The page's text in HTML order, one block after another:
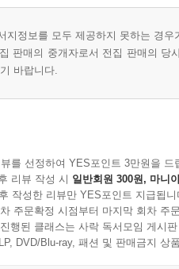
지정보를 모두 제공하지 못하는 경
판매의 중개자로서 전집 판매의 당
바랍니다.
를 선정하여 YES포인트 3만원을 드
리뷰 작성 시 일반회원 300원, 마니
작성한 리뷰만 YES포인트 지급됩니
주문확정 시점부터 마지막 회차 주
행된 클래스는 사락 독서모임 게시
DVD/Blu-ray, 패션 및 판매금지 상